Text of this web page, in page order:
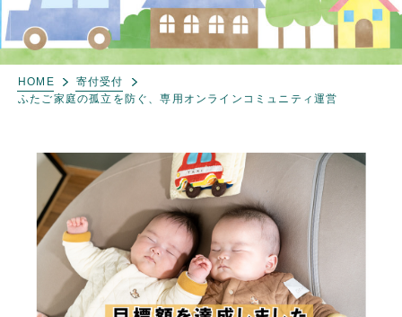
HOME
寄付受付
ふたご家庭の孤立を防ぐ、専用オンラインコミュニティ運営